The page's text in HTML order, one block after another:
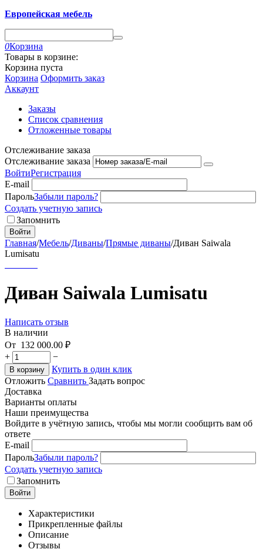
Европейская мебель
0Корзина
Товары в корзине:
Корзина пуста
Корзина Оформить заказ
Аккаунт
Заказы
Список сравнения
Отложенные товары
Отслеживание заказа
Отслеживание заказа
ВойтиРегистрация
E-mail
ПарольЗабыли пароль?
Создать учетную запись
Запомнить
Войти
Главная/Мебель/Диваны/Прямые диваны/Диван Saiwala
Lumisatu
Диван Saiwala Lumisatu
Написать отзыв
В наличии
От 132 000.00 ₽
+
−
В корзину
Купить в один клик
Отложить Сравнить Задать вопрос
Доставка
Варианты оплаты
Наши преимущества
Войдите в учётную запись, чтобы мы могли сообщить вам об
ответе
E-mail
ПарольЗабыли пароль?
Создать учетную запись
Запомнить
Войти
Характеристики
Прикрепленные файлы
Описание
Отзывы